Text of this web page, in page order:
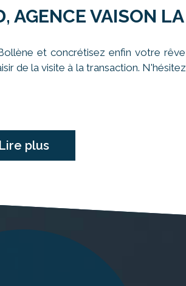
AGENCE VAISON
et concrétisez enfin votre
de la visite à la transaction.
Lire plus